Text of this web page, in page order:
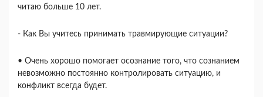
читаю больше 10 лет.
- Как Вы учитесь принимать травмирующие ситуации?
• Очень хорошо помогает осознание того, что сознанием
невозможно постоянно контролировать ситуацию, и
конфликт всегда будет.